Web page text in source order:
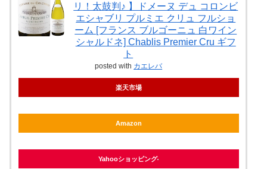
リ！太鼓判♪ 】ドメーヌ デュ コロンビ
エシャブリ プルミエ クリュ フルショ
ーム [フランス ブルゴーニュ 白ワイン
シャルドネ] Chablis Premier Cru ギフ
ト
posted with カエレバ
楽天市場
Amazon
Yahooショッピング